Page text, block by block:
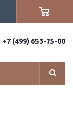
+7 (499) 653-75-00